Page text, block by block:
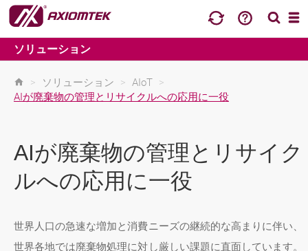
ソリューション
> ソリューション > AIoT >
AIが廃棄物の管理とリサイクルへの応用に一役
AIが廃棄物の管理とリサイク
ルへの応用に一役
世界人口の急速な増加と消費ニーズの継続的な高まりに伴い、
世界各地では廃棄物処理に対し厳しい課題に直面しています。